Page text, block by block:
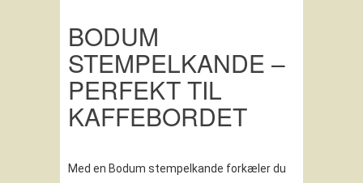
BODUM
STEMPELKANDE –
PERFEKT TIL
KAFFEBORDET
Med en Bodum stempelkande forkæler du